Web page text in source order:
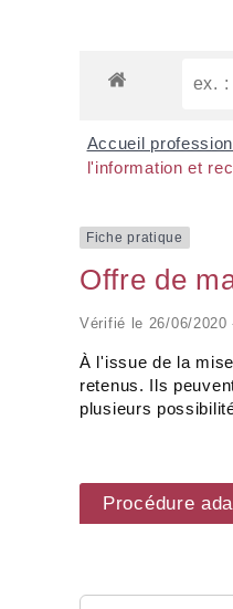
Accueil
l'information et
Fiche pratique
Offre de
Vérifié le 26/06/
À l'issue de la
retenus. Ils
plusieurs
Procédure